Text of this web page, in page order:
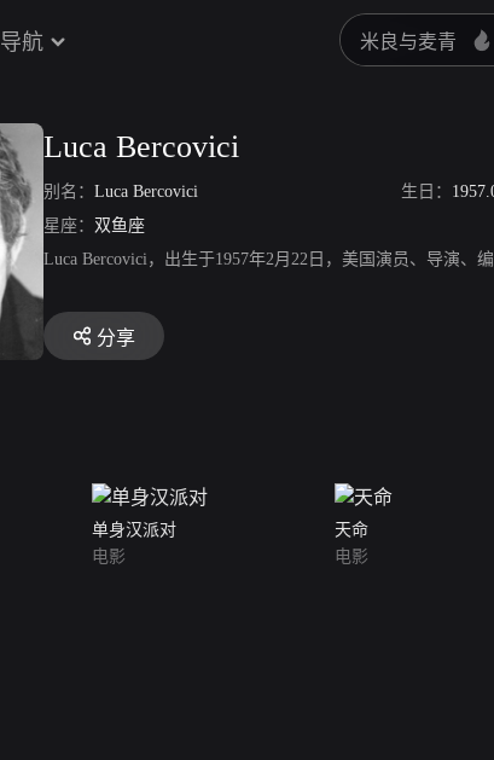
导航
Luca Bercovici
别名： Luca Bercovici 生日：
星座： 双鱼座
Luca Bercovici，出生于1957年2月22日，美国演员、导演、
分享
单身汉派对
电影
天命
电影